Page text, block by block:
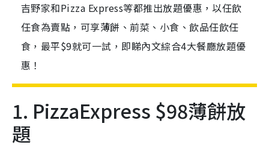
吉野家和Pizza Express等都推出放題優惠，以任飲
任食為賣點，可享薄餅、前菜、小食、飲品任飲任
食，最平$9就可一試，即睇內文綜合4大餐廳放題優
惠！
1. PizzaExpress $98薄餅放
題